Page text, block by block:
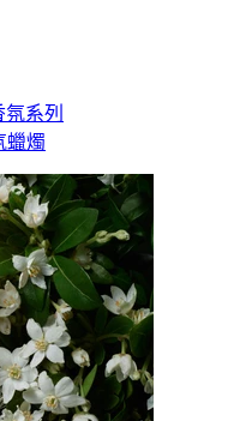
氛系列
蠟燭